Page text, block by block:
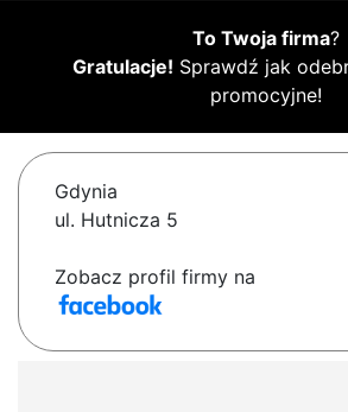
To Twoja firma?
Gratulacje! Sprawdź jak
promocyjne!
Gdynia
ul. Hutnicza 5
Zobacz profil firmy na